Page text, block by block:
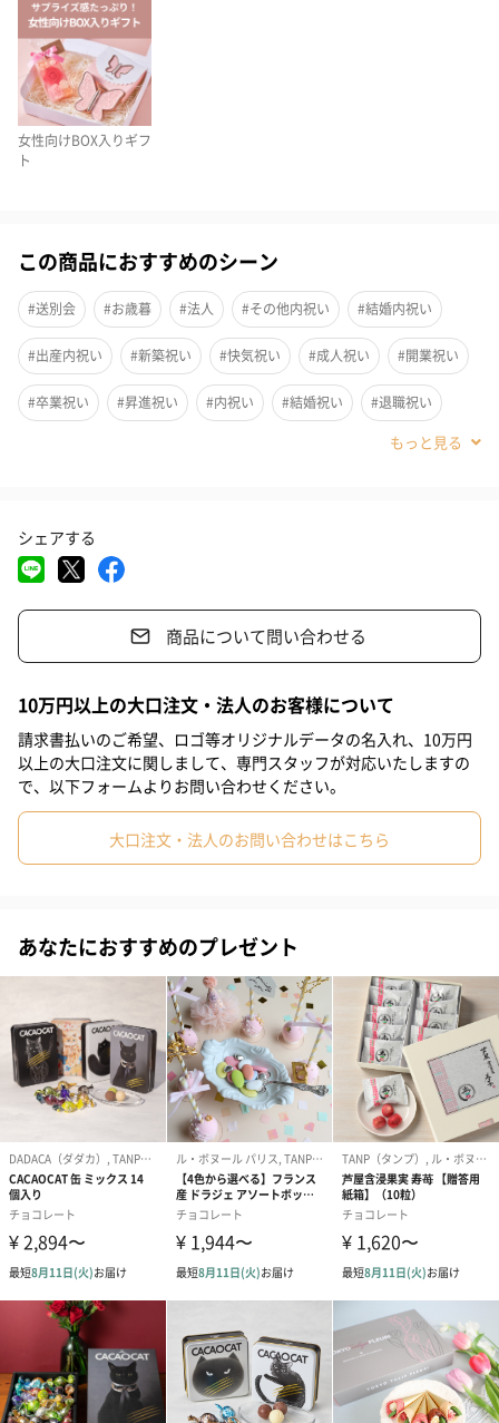
究極のなめらかさにこだわり抜いたプレミアムチョコレート、
CACAOCAT 14フレーバー詰合せと、おうちでもスターバックスコ
ーヒーが味わえるプレミアムミックスギフトのセット。人気のラ
テ2種が楽しめます。
チョコレートの箱には猫のデザインが描かれており、CAT、
オの味をお楽しみいただけます。
ギフトボックスにラッピングしてお届けいたします。
※包装紙・のしは有料オプションです。
ックスが入ったギフト 。スターバックスで人気のラテ2種をステ
ィックで。
伝えたいときや手土産などで、気負いなくカジュアルに贈るのに
セット内容
・カフェ ラテ×3袋
・キャラメル ラテ×2袋（キャラメル香料使用）
究極のなめらかさと素材にこだわり抜いた、Made in Hokkaido の
プレミアムチョコレート、CACAOCATのたっぷり14フレーバー詰
合せ。
あの人の笑顔を想像して、愛と平和とおいしさを込めて。
心ときめく猫のパッケージ
かわいくて洗練されたパッケージデザインも、カカオキャットの
魅力のひとつ。
チョコレートのある時間がより豊かになるように想いを込めてい
ます。
CAT
女性向けBOX入りギフ
ト
この商品におすすめのシーン
#送別会 #お歳暮 #法人 #その他内祝い #結婚内祝い
#出産内祝い #新築祝い #快気祝い #成人祝い #開業祝い
#卒業祝い #昇進祝い #内祝い #結婚祝い #退職祝い
#出産祝い
#娘 #姪
#取引先女性 #親戚男性 #親戚女性
#父親 #彼女 #祖母 #祖父 #上司女性 #上司男性
#同僚女性 #同僚男性 #男子大学生 #10代 #20代前半
#80代 #90代
シェアする
商品について問い合わせる
10万円以上の大口注文・法人のお客様について
請求書払いのご希望、ロゴ等オリジナルデータの名入れ、10万円
以上の大口注文に関しまして、専門スタッフが対応いたしますの
で、以下フォームよりお問い合わせください。
大口注文・法人のお問い合わせはこちら
あなたにおすすめのプレゼント